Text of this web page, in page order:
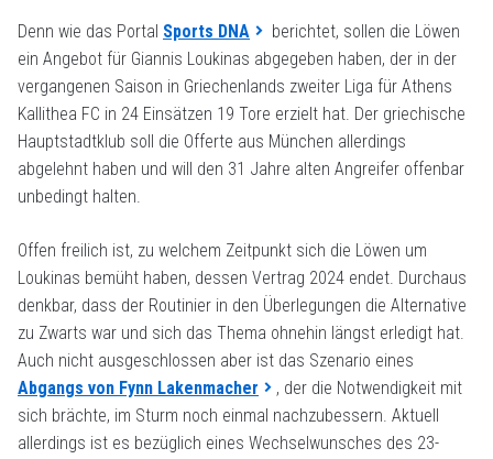
Denn wie das Portal Sports DNA
berichtet, sollen die Löwen
ein Angebot für Giannis Loukinas abgegeben haben, der in der
vergangenen Saison in Griechenlands zweiter Liga für Athens
Kallithea FC in 24 Einsätzen 19 Tore erzielt hat. Der griechische
Hauptstadtklub soll die Offerte aus München allerdings
abgelehnt haben und will den 31 Jahre alten Angreifer offenbar
unbedingt halten.
Offen freilich ist, zu welchem Zeitpunkt sich die Löwen um
Loukinas bemüht haben, dessen Vertrag 2024 endet. Durchaus
denkbar, dass der Routinier in den Überlegungen die Alternative
zu Zwarts war und sich das Thema ohnehin längst erledigt hat.
Auch nicht ausgeschlossen aber ist das Szenario eines
Abgangs von Fynn Lakenmacher
, der die Notwendigkeit mit
sich brächte, im Sturm noch einmal nachzubessern. Aktuell
allerdings ist es bezüglich eines Wechselwunsches des 23-